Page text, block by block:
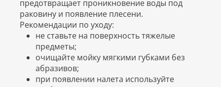
предотвращает проникновение воды под
раковину и появление плесени.
Рекомендации по уходу:
не ставьте на поверхность тяжелые
предметы;
очищайте мойку мягкими губками без
абразивов;
при появлении налета используйте